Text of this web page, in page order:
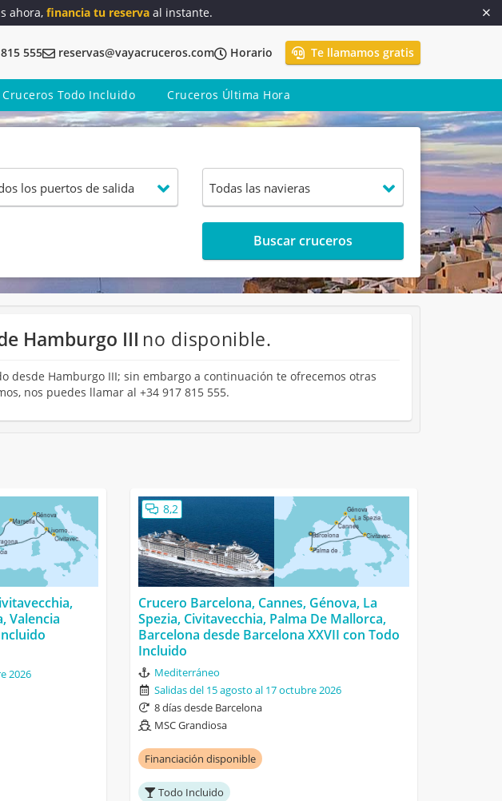
ahora, financia tu reservaal instante.
555 reservas@vayacruceros.com Horario Te llamamos gratis
Cruceros Todo Incluido Cruceros Última Hora
Buscar cruceros
Hamburgo III no disponible.
desde Hamburgo III; sin embargo a continuación te ofrecemos otras
nos puedes llamar al +34 917 815 555.
Valencia
2026
8,2
Crucero Barcelona, Cannes, Génova, La
Spezia, Civitavecchia, Palma De Mallorca,
Barcelona desde Barcelona XXVII con Todo
Incluido
Mediterráneo
Salidas del 15 agosto al 17 octubre 2026
8 días desde Barcelona
MSC Grandiosa
Financiación disponible
Todo Incluido